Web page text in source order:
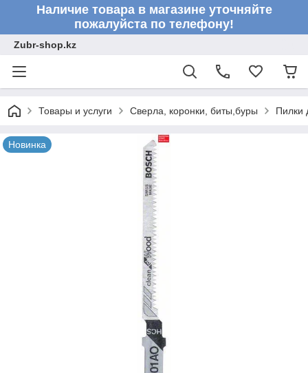
Наличие товара в магазине уточняйте
пожалуйста по телефону!
Zubr-shop.kz
Товары и услуги Сверла, коронки, биты,буры Пилки
Новинка